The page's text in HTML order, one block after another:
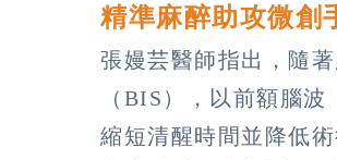
精準麻醉助攻微
張嫚芸醫師指出，隨
（BIS），以前額腦
縮短清醒時間並降低